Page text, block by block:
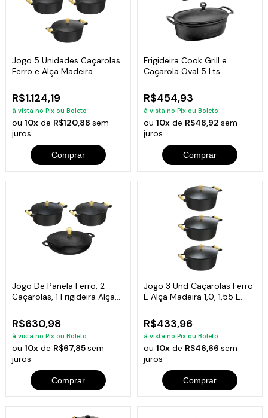
Jogo 5 Unidades Caçarolas
Ferro e Alça Madeira
R$1.124,19
à vista no Pix ou Boleto
ou10x de R$120,88sem
juros
Comprar
Frigideira Cook Grill e
Caçarola Oval 5 Lts
R$454,93
à vista no Pix ou Boleto
ou 10xde R$48,92 sem
juros
Comprar
Jogo De Panela Ferro, 2
Caçarolas, 1 Frigideira Alça
R$630,98
à vista no Pix ou Boleto
ou10x de R$67,85sem
juros
Comprar
Jogo 3 Und Caçarolas Ferro
E Alça Madeira 1,0, 1,55 E
R$433,96
à vista no Pix ou Boleto
ou 10xde R$46,66 sem
juros
Comprar